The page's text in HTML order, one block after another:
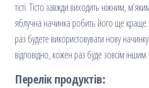
тісті. Тісто завжди виходить ніжним,
яблучна начинка робить його ще
раз будете використовувати нову
відповідно, кожен раз буде зовсім іншим.
Перелік продуктів: